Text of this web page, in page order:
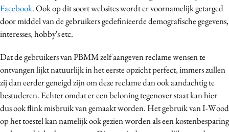
Facebook. Ook op dit soort websites wordt er voornamelijk getarged
door middel van de gebruikers gedefinieerde demografische gegevens,
interesses, hobby's etc.
Dat de gebruikers van PBMM zelf aangeven reclame wensen te
ontvangen lijkt natuurlijk in het eerste opzicht perfect, immers zullen
zij dan eerder geneigd zijn om deze reclame dan ook aandachtig te
bestuderen. Echter omdat er een beloning tegenover staat kan hier
dus ook flink misbruik van gemaakt worden. Het gebruik van I-Wood
op het toestel kan namelijk ook gezien worden als een kostenbesparing